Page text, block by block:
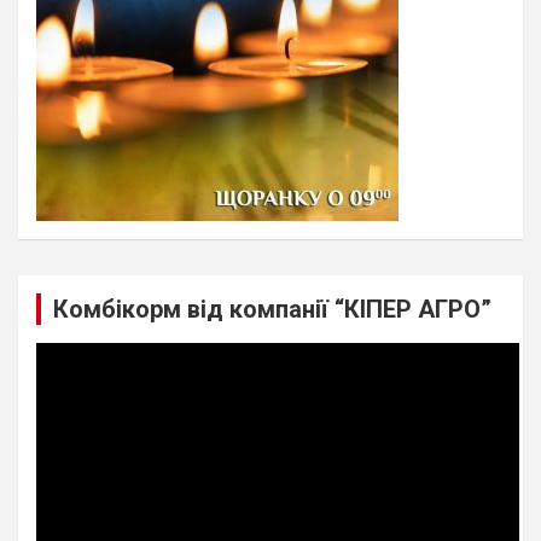
Комбікорм від компанії “КІПЕР АГРО”